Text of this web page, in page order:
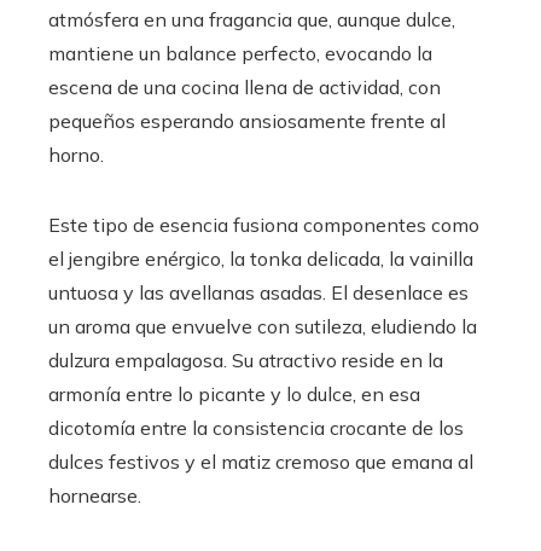
atmósfera en una fragancia que, aunque dulce,
mantiene un balance perfecto, evocando la
escena de una cocina llena de actividad, con
pequeños esperando ansiosamente frente al
horno.
Este tipo de esencia fusiona componentes como
el jengibre enérgico, la tonka delicada, la vainilla
untuosa y las avellanas asadas. El desenlace es
un aroma que envuelve con sutileza, eludiendo la
dulzura empalagosa. Su atractivo reside en la
armonía entre lo picante y lo dulce, en esa
dicotomía entre la consistencia crocante de los
dulces festivos y el matiz cremoso que emana al
hornearse.